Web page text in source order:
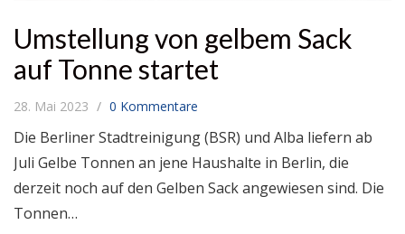
Umstellung von gelbem Sack
auf Tonne startet
28. Mai 2023 0 Kommentare
Die Berliner Stadtreinigung (BSR) und Alba liefern ab
Juli Gelbe Tonnen an jene Haushalte in Berlin, die
derzeit noch auf den Gelben Sack angewiesen sind. Die
Tonnen…